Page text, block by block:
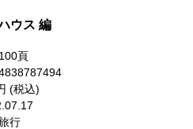
ウス 編
頁
(税込)
行